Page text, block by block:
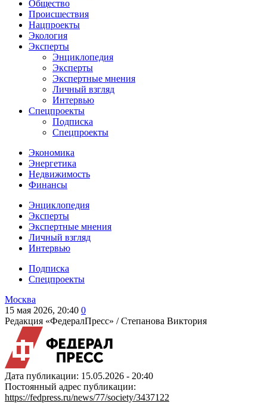
Общество
Происшествия
Нацпроекты
Экология
Эксперты
Энциклопедия
Эксперты
Экспертные мнения
Личный взгляд
Интервью
Спецпроекты
Подписка
Спецпроекты
Экономика
Энергетика
Недвижимость
Финансы
Энциклопедия
Эксперты
Экспертные мнения
Личный взгляд
Интервью
Подписка
Спецпроекты
Москва
15 мая 2026, 20:40 0
Редакция «ФедералПресс» /Степанова Виктория
Дата публикации: 15.05.2026 - 20:40
Постоянный адрес публикации:
https://fedpress.ru/news/77/society/3437122